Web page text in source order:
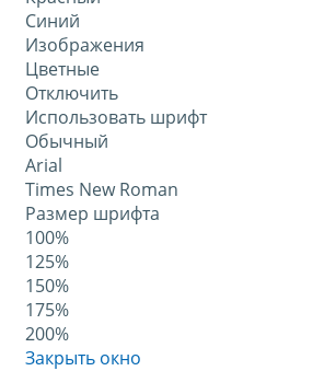
Синий
Изображения
Цветные
Отключить
Использовать шрифт
Обычный
Arial
Times New Roman
Размер шрифта
100%
125%
150%
175%
200%
Закрыть окно